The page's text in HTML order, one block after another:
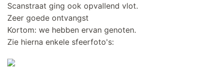
Scanstraat ging ook opvallend vlot.
Zeer goede ontvangst
Kortom: we hebben ervan genoten.
Zie hierna enkele sfeerfoto's: